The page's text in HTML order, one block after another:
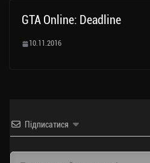
GTA Online: Deadline
10.11.2016
Підписатися